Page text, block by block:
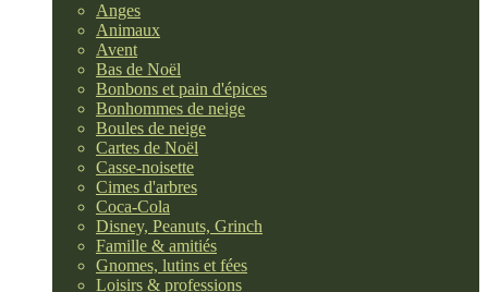
Anges
Animaux
Avent
Bas de Noël
Bonbons et pain d'épices
Bonhommes de neige
Boules de neige
Cartes de Noël
Casse-noisette
Cimes d'arbres
Coca-Cola
Disney, Peanuts, Grinch
Famille & amitiés
Gnomes, lutins et fées
Loisirs & professions